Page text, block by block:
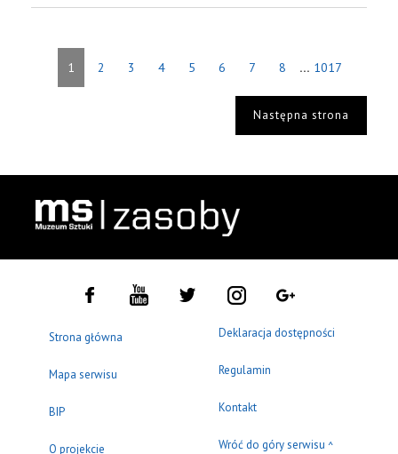
1 2 3 4 5 6 7 8 ... 1017
Następna strona
Strona główna
Mapa serwisu
BIP
O projekcie
Deklaracja dostępności
Regulamin
Kontakt
Wróć do góry serwisu ^